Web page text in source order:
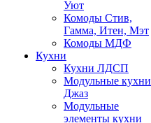
Уют
Комоды Стив,
Гамма, Итен, Мэт
Комоды МДФ
Кухни
Кухни ЛДСП
Модульные кухни
Джаз
Модульные
элементы кухни